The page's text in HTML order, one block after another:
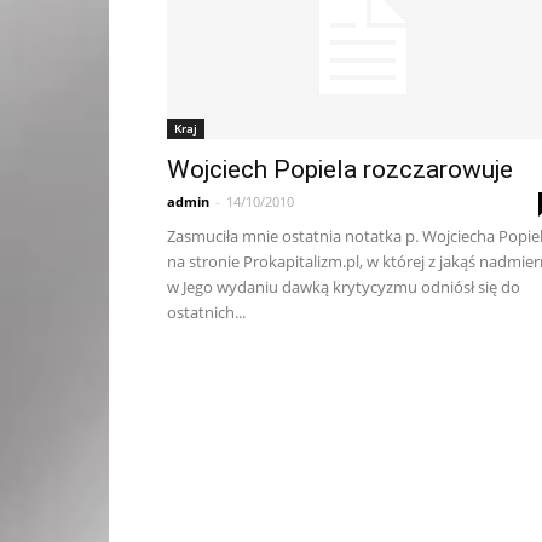
Kraj
Wojciech Popiela rozczarowuje
admin - 14/10/2010
Zasmuciła mnie ostatnia notatka p. Wojciecha
na stronie Prokapitalizm.pl, w której z jakąś
w Jego wydaniu dawką krytycyzmu odniósł się do
ostatnich...